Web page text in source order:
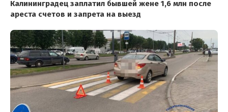
Калининградец заплатил бывшей жене 1,6 млн после
ареста счетов и запрета на выезд